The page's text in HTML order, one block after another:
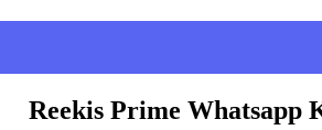
Reekis Prime Whatsapp